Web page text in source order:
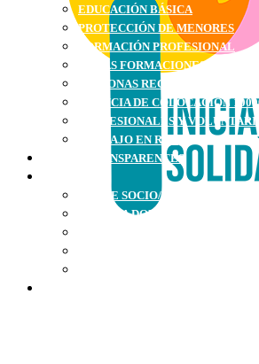
EDUCACIÓN BÁSICA
PROTECCIÓN DE MENORES
FORMACIÓN PROFESIONAL
OTRAS FORMACIONES
PERSONAS RECLUSAS Y
AGENCIA DE COLOCACIÓN
PROFESIONALES Y
TRABAJO EN RED
SOMOS TRANSPARENTES
HAZTE SOCIO/A
HAZ UNA DONACIÓN